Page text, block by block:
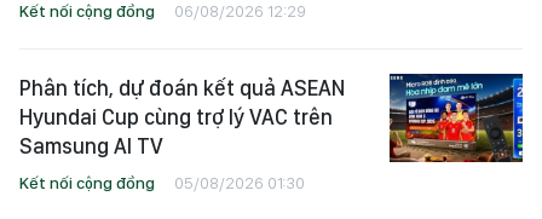
Kết nối cộng đồng 06/08/2026 12:29
Phân tích, dự đoán kết quả ASEAN
Hyundai Cup cùng trợ lý VAC trên
Samsung AI TV
Kết nối cộng đồng 05/08/2026 01:30